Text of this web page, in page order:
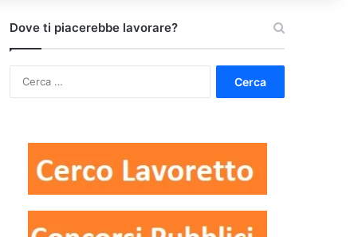
Dove ti piacerebbe lavorare?